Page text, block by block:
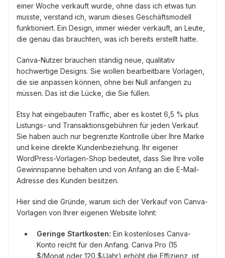
einer Woche verkauft wurde, ohne dass ich etwas tun
musste, verstand ich, warum dieses Geschäftsmodell
funktioniert. Ein Design, immer wieder verkauft, an Leute,
die genau das brauchten, was ich bereits erstellt hatte.
Canva-Nutzer brauchen ständig neue, qualitativ
hochwertige Designs. Sie wollen bearbeitbare Vorlagen,
die sie anpassen können, ohne bei Null anfangen zu
müssen. Das ist die Lücke, die Sie füllen.
Etsy hat eingebauten Traffic, aber es kostet 6,5 % plus
Listungs- und Transaktionsgebühren für jeden Verkauf.
Sie haben auch nur begrenzte Kontrolle über Ihre Marke
und keine direkte Kundenbeziehung. Ihr eigener
WordPress-Vorlagen-Shop bedeutet, dass Sie Ihre volle
Gewinnspanne behalten und von Anfang an die E-Mail-
Adresse des Kunden besitzen.
Hier sind die Gründe, warum sich der Verkauf von Canva-
Vorlagen von Ihrer eigenen Website lohnt:
Geringe Startkosten: Ein kostenloses Canva-
Konto reicht für den Anfang. Canva Pro (15
$/Monat oder 120 $/Jahr) erhöht die Effizienz, ist